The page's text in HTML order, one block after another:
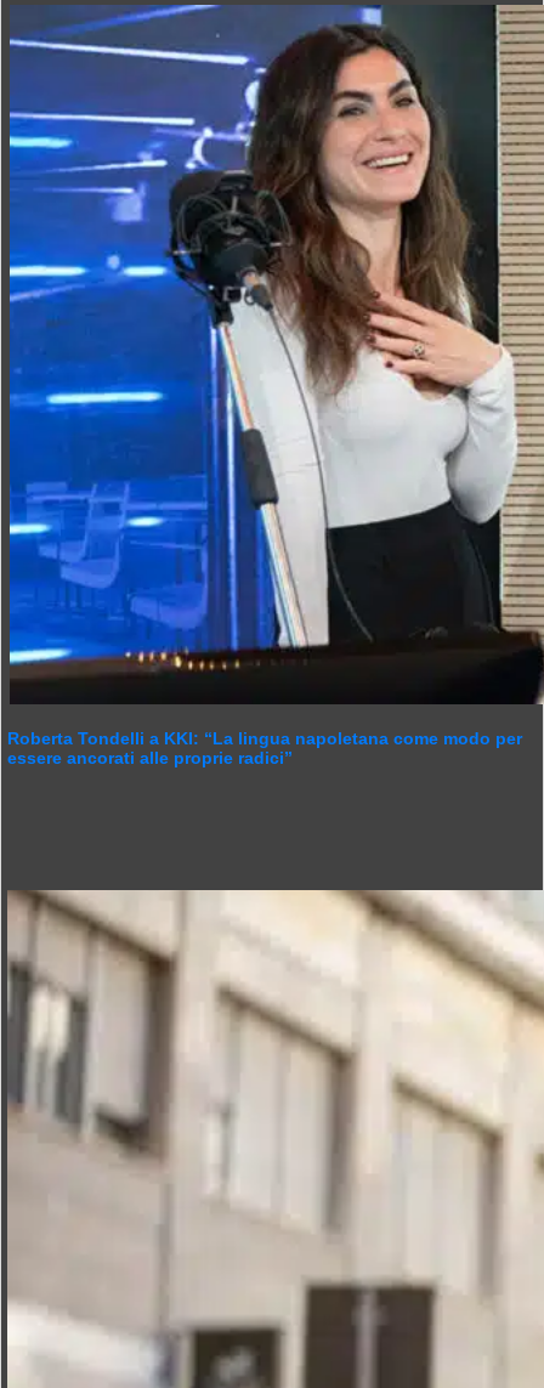
Roberta Tondelli a KKI: “La lingua napoletana come modo per
essere ancorati alle proprie radici”